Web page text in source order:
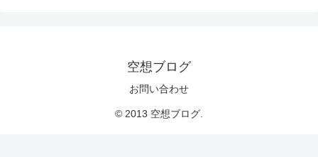
空想ブログ
お問い合わせ
© 2013 空想ブログ.